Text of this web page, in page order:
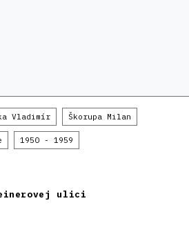
Vladimír Škorupa Milan
1950 - 1959
ulici